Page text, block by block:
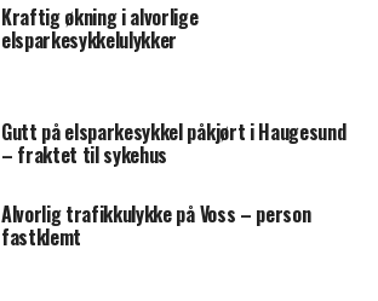
Kraftig økning i alvorlige
elsparkesykkelulykker
Gutt på elsparkesykkel påkjørt i Haugesund
– fraktet til sykehus
Alvorlig trafikkulykke på Voss – person
fastklemt